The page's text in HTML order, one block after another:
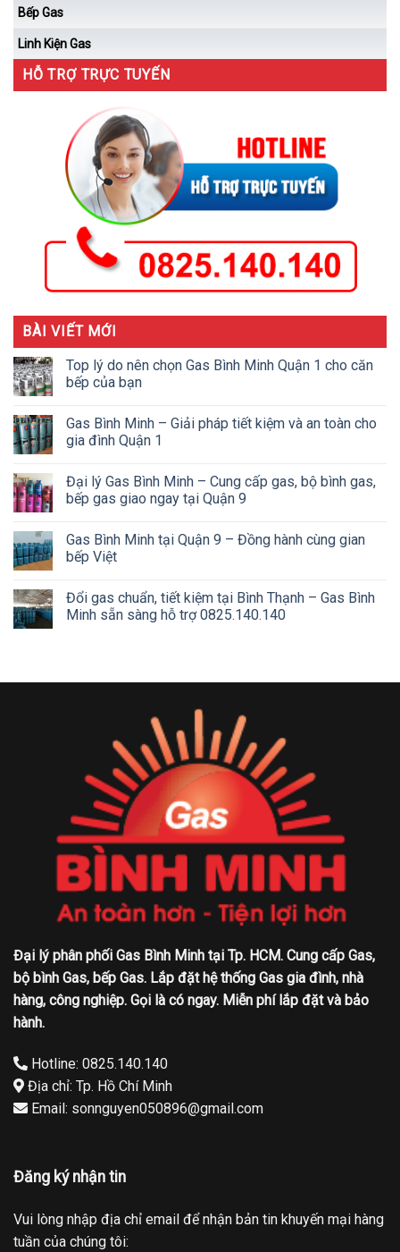
Bếp Gas
Linh Kiện Gas
HỖ TRỢ TRỰC TUYẾN
BÀI VIẾT MỚI
Top lý do nên chọn Gas Bình Minh Quận 1 cho căn
bếp của bạn
Gas Bình Minh – Giải pháp tiết kiệm và an toàn cho
gia đình Quận 1
Đại lý Gas Bình Minh – Cung cấp gas, bộ bình gas,
bếp gas giao ngay tại Quận 9
Gas Bình Minh tại Quận 9 – Đồng hành cùng gian
bếp Việt
Đổi gas chuẩn, tiết kiệm tại Bình Thạnh – Gas Bình
Minh sẵn sàng hỗ trợ 0825.140.140
Đại lý phân phối Gas Bình Minh tại Tp. HCM. Cung cấp Gas,
bộ bình Gas, bếp Gas. Lắp đặt hệ thống Gas gia đình, nhà
hàng, công nghiệp. Gọi là có ngay. Miễn phí lắp đặt và bảo
hành.
Hotline: 0825.140.140
Địa chỉ: Tp. Hồ Chí Minh
Email: sonnguyen050896@gmail.com
Đăng ký nhận tin
Vui lòng nhập địa chỉ email để nhận bản tin khuyến mại hàng
tuần của chúng tôi: